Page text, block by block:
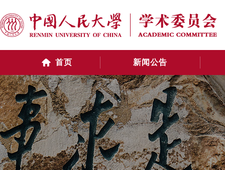
首页 新闻公告